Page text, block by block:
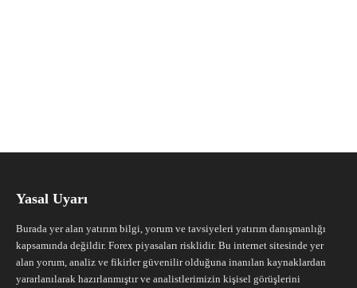
Yasal Uyarı
Burada yer alan yatırım bilgi, yorum ve tavsiyeleri yatırım danışmanlığı
kapsamında değildir. Forex piyasaları risklidir. Bu internet sitesinde yer
alan yorum, analiz ve fikirler güvenilir olduğuna inanılan kaynaklardan
yararlanılarak hazırlanmıştır ve analistlerimizin kişisel görüşlerini